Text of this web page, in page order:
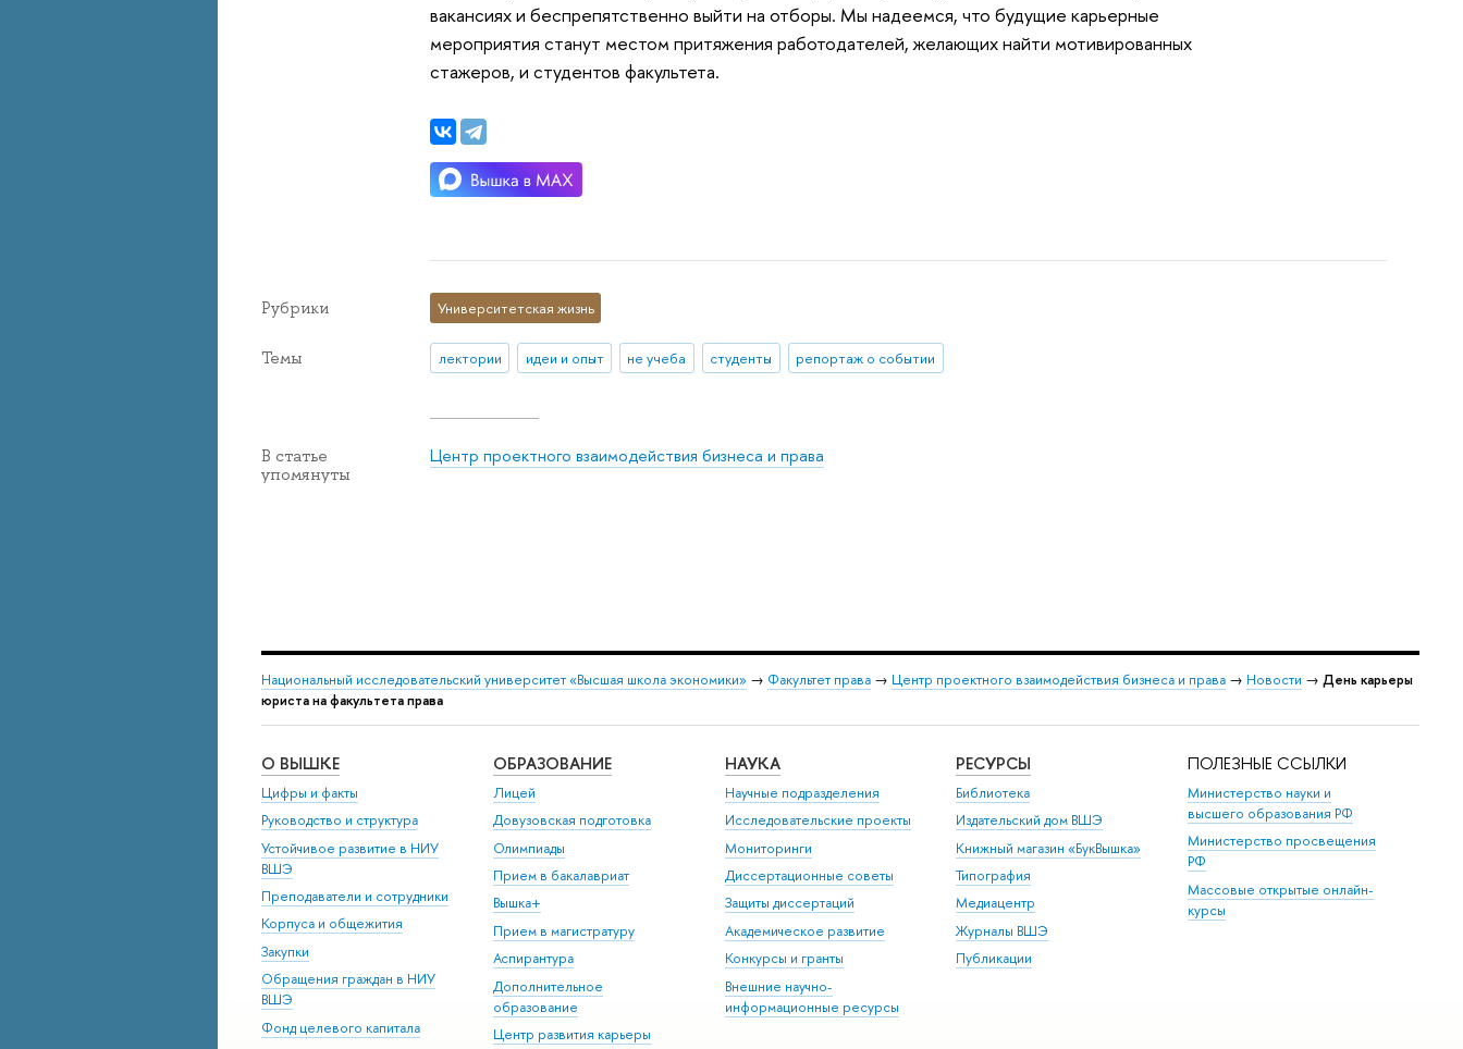
вакансиях и беспрепятственно выйти на отборы. Мы надеемся, что будущие карьерные
мероприятия станут местом притяжения работодателей, желающих найти мотивированных
стажеров, и студентов факультета.
Рубрики Университетская жизнь
Темы лектории идеи и опыт не учеба студенты репортаж о событии
В статье
упомянуты
Центр проектного взаимодействия бизнеса и права
Национальный исследовательский университет «Высшая школа экономики» → Факультет права → Центр проектного взаимодействия бизнеса и права → Новости → День карьеры
юриста на факультета права
О ВЫШКЕ
Цифры и факты
Руководство и структура
Устойчивое развитие в НИУ
ВШЭ
Преподаватели и сотрудники
Корпуса и общежития
Закупки
Обращения граждан в НИУ
ВШЭ
Фонд целевого капитала
ОБРАЗОВАНИЕ
Лицей
Довузовская подготовка
Олимпиады
Прием в бакалавриат
Вышка+
Прием в магистратуру
Аспирантура
Дополнительное
образование
Центр развития карьеры
НАУКА
Научные подразделения
Исследовательские проекты
Мониторинги
Диссертационные советы
Защиты диссертаций
Академическое развитие
Конкурсы и гранты
Внешние научно-
информационные ресурсы
РЕСУРСЫ
Библиотека
Издательский дом ВШЭ
Книжный магазин «БукВышка»
Типография
Медиацентр
Журналы ВШЭ
Публикации
ПОЛЕЗНЫЕ ССЫЛКИ
Министерство науки и
высшего образования РФ
Министерство просвещения
РФ
Массовые открытые онлайн-
курсы